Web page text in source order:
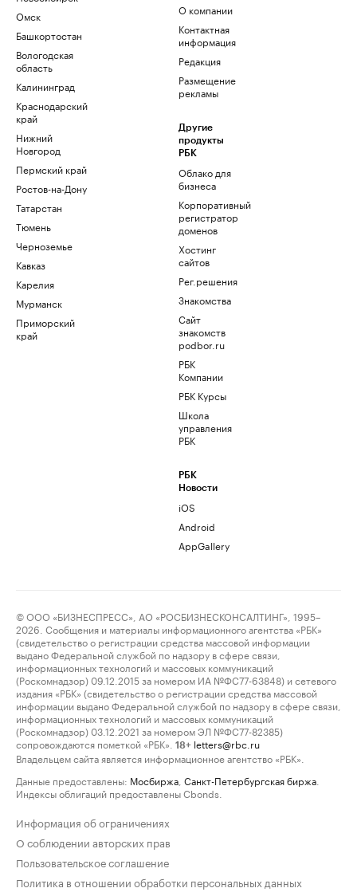
Омск
Башкортостан
Вологодская
область
Калининград
Краснодарский
край
Нижний
Новгород
Пермский край
Ростов-на-Дону
Татарстан
Тюмень
Черноземье
Кавказ
Карелия
Мурманск
Приморский
край
О компании
Контактная
информация
Редакция
Размещение
рекламы
Другие
продукты
РБК
Облако для
бизнеса
Корпоративный
регистратор
доменов
Хостинг
сайтов
Рег.решения
Знакомства
Сайт
знакомств
podbor.ru
РБК
Компании
РБК Курсы
Школа
управления
РБК
РБК
Новости
iOS
Android
AppGallery
© ООО «БИЗНЕСПРЕСС», АО «РОСБИЗНЕСКОНСАЛТИНГ», 1995–
2026. Сообщения и материалы информационного агентства «РБК»
(свидетельство о регистрации средства массовой информации
выдано Федеральной службой по надзору в сфере связи,
информационных технологий и массовых коммуникаций
(Роскомнадзор) 09.12.2015 за номером ИА №ФС77-63848) и сетевого
издания «РБК» (свидетельство о регистрации средства массовой
информации выдано Федеральной службой по надзору в сфере связи,
информационных технологий и массовых коммуникаций
(Роскомнадзор) 03.12.2021 за номером ЭЛ №ФС77-82385)
сопровождаются пометкой «РБК».
18+ letters@rbc.ru
Владельцем сайта является информационное агентство «РБК».
Данные предоставлены: Мосбиржа Санкт-Петербургская биржа
Индексы облигаций предоставлены Cbonds.
Информация об ограничениях
О соблюдении авторских прав
Пользовательское соглашение
Политика в отношении обработки персональных данных